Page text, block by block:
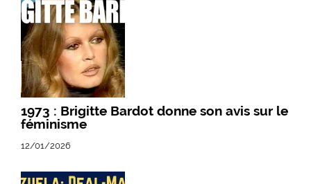
1973 : Brigitte Bardot donne son avis sur le
féminisme
12/01/2026